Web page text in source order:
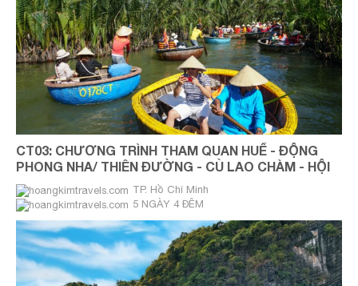
CT03: CHƯƠNG TRÌNH THAM QUAN HUẾ - ĐỘNG
PHONG NHA/ THIÊN ĐƯỜNG - CÙ LAO CHÀM - HỘI
AN
TP. Hồ Chí Minh
5 NGÀY 4 ĐÊM
THỨ 6 HÀNG TUẦN